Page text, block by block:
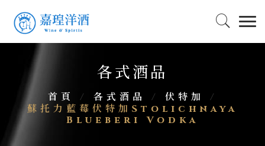
各式酒品
首頁 / 各式酒品 / 伏特加
/
蘇托力藍莓伏特加Stolichnaya
Blueberi Vodka